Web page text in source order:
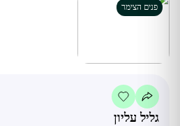
פנים הצימר
גליל עליון